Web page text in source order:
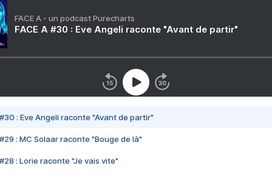
FACE A - un podcast Purecharts
FACE A #30 : Eve Angeli raconte "Avant de partir"
#30 : Eve Angeli raconte "Avant de partir"
#29 : MC Solaar raconte "Bouge de là"
#28 : Lorie raconte "Je vais vite"